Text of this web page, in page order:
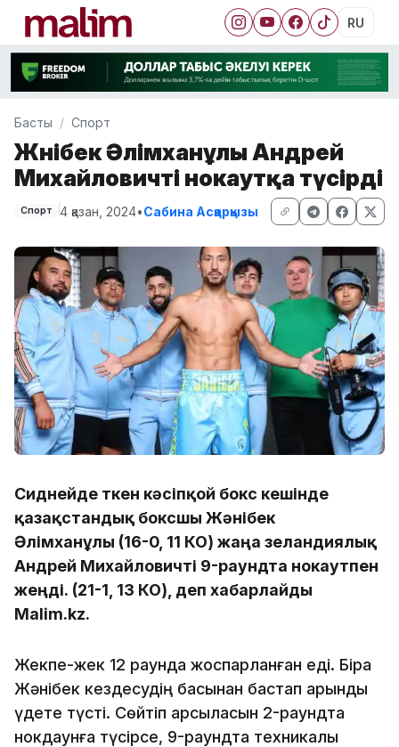
RU
Басты Спорт
Жәнібек Әлімханұлы Андрей
Михайловичті нокаутқа түсірді
Спорт 4 қазан, 2024•Сабина Асқарқызы
Сиднейде өткен кәсіпқой бокс кешінде
қазақстандық боксшы Жәнібек
Әлімханұлы (16-0, 11 КО) жаңа зеландиялық
Андрей Михайловичті 9-раундта нокаутпен
жеңді. (21-1, 13 КО), деп хабарлайды
Malim.kz.
Жекпе-жек 12 раундқа жоспарланған еді. Бірақ
Жәнібек кездесудің басынан бастап қарқынды
үдете түсті. Сөйтіп қарсыласын 2-раундта
нокдаунға түсірсе, 9-раундта техникалық